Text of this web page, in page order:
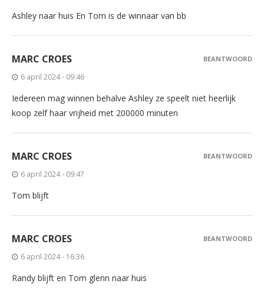
Ashley naar huis En Tom is de winnaar van bb
MARC CROES
6 april 2024 - 09:46
Iedereen mag winnen behalve Ashley ze speelt niet heerlijk
koop zelf haar vrijheid met 200000 minuten
BEANTWOORD
MARC CROES
6 april 2024 - 09:47
Tom blijft
BEANTWOORD
MARC CROES
6 april 2024 - 16:36
Randy blijft en Tom glenn naar huis
BEANTWOORD